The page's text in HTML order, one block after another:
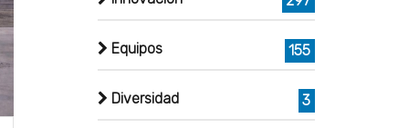
Equipos 155
Diversidad 3